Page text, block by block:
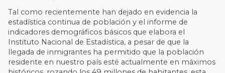
Tal como recientemente han dejado en evidencia la
estadística continua de población y el informe de
indicadores demográficos básicos que elabora el
Instituto Nacional de Estadística, a pesar de que la
llegada de inmigrantes ha permitido que la población
residente en nuestro país esté actualmente en máximos